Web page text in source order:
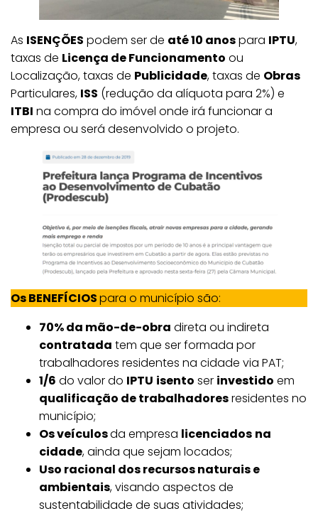
As ISENÇÕES podem ser de até 10 anospara IPTU,
taxas de Licença de Funcionamento ou
Localização, taxas de Publicidade, taxas de Obras
Particulares, ISS (redução da alíquota para 2%) e
ITBI na compra do imóvel onde irá funcionar a
empresa ou será desenvolvido o projeto.
Os BENEFÍCIOSpara o município são:
70% da mão-de-obra direta ou indireta
contratada tem que ser formada por
trabalhadores residentes na cidade via PAT;
1/6 do valor do IPTU isento ser investido em
qualificação de trabalhadoresresidentes no
município;
Os veículosda empresa licenciados na
cidade, ainda que sejam locados;
Uso racional dos recursos naturais e
ambientais, visando aspectos de
sustentabilidade de suas atividades;